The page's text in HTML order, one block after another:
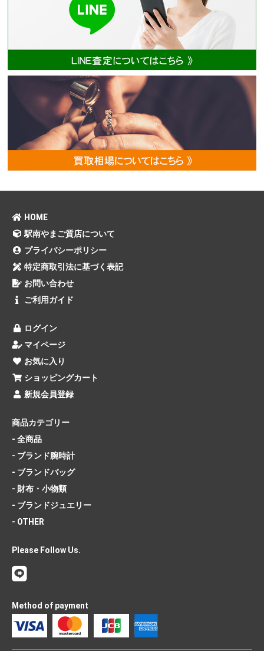
HOME
駅南やまご質店について
プライバシーポリシー
特定商取引法に基づく表記
お問い合わせ
ご利用ガイド
ログイン
マイページ
お気に入り
ショッピングカート
新規会員登録
商品カテゴリー
- 全商品
- ブランド腕時計
- ブランドバッグ
- 財布・小物類
- ブランドジュエリー
- OTHER
Please Follow Us.
Method of payment